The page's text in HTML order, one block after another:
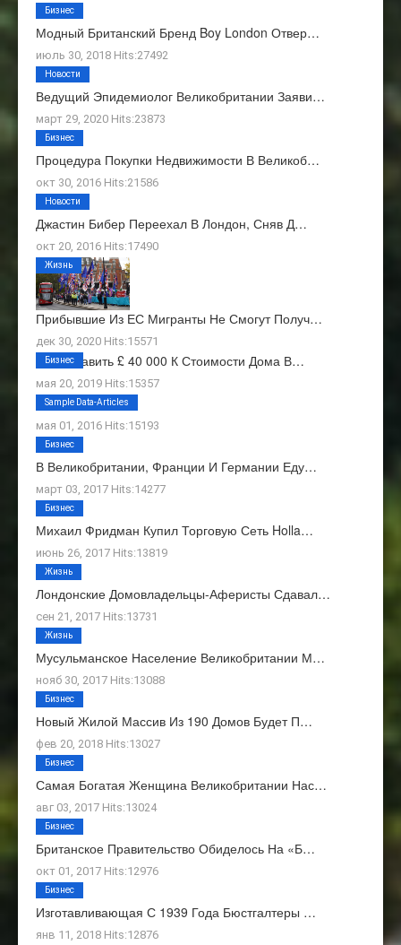
Модный Британский Бренд Boy London Отвер…
июль 30, 2018 Hits:27492
Бизнес
Ведущий Эпидемиолог Великобритании Заяви…
март 29, 2020 Hits:23873
Новости
Процедура Покупки Недвижимости В Великоб…
окт 30, 2016 Hits:21586
Бизнес
Джастин Бибер Переехал В Лондон, Сняв Д…
окт 20, 2016 Hits:17490
Новости
Прибывшие Из ЕС Мигранты Не Смогут Получ…
дек 30, 2020 Hits:15571
Жизнь
Как Добавить £ 40 000 К Стоимости Дома В…
мая 20, 2019 Hits:15357
Бизнес
О Нас
мая 01, 2016 Hits:15193
Sample Data-Articles
В Великобритании, Франции И Германии Еду…
март 03, 2017 Hits:14277
Бизнес
Михаил Фридман Купил Торговую Сеть Holla…
июнь 26, 2017 Hits:13819
Бизнес
Лондонские Домовладельцы-Аферисты Сдавал…
сен 21, 2017 Hits:13731
Жизнь
Мусульманское Население Великобритании М…
нояб 30, 2017 Hits:13088
Жизнь
Новый Жилой Массив Из 190 Домов Будет П…
фев 20, 2018 Hits:13027
Бизнес
Самая Богатая Женщина Великобритании Нас…
авг 03, 2017 Hits:13024
Бизнес
Британское Правительство Обиделось На «Б…
окт 01, 2017 Hits:12976
Бизнес
Изготавливающая С 1939 Года Бюстгалтеры …
янв 11, 2018 Hits:12876
Бизнес